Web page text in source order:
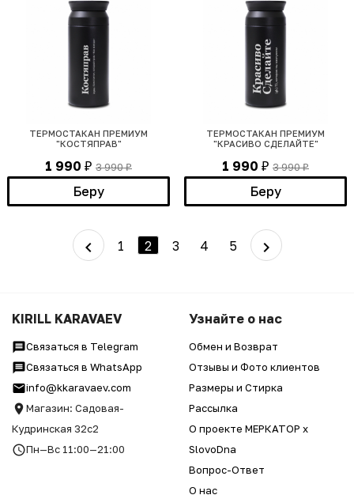
ТЕРМОСТАКАН ПРЕМИУМ
"КОСТЯПРАВ"
1 990 ₽ 3 990₽
Беру
ТЕРМОСТАКАН ПРЕМИУМ
"КРАСИВО СДЕЛАЙТЕ"
1 990 ₽ 3 990₽
Беру
1 2 3 4 5
KIRILL KARAVAEV
Связаться в Telegram
Связаться в WhatsApp
info@kkaravaev.com
Магазин: Садовая-
Кудринская 32с2
Пн—Вс 11:00—21:00
Узнайте о нас
Обмен и Возврат
Отзывы и Фото клиентов
Размеры и Стирка
Рассылка
О проекте МЕРКАТОР x
SlovoDna
Вопрос-Ответ
О нас